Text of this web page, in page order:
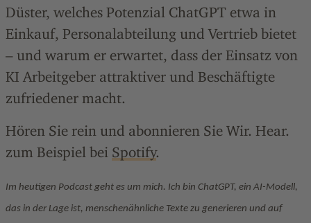
Düster, welches Potenzial ChatGPT etwa in
Einkauf, Personalabteilung und Vertrieb bietet
– und warum er erwartet, dass der Einsatz von
KI Arbeitgeber attraktiver und Beschäftigte
zufriedener macht.
Hören Sie rein und abonnieren Sie Wir. Hear.
zum Beispiel bei Spotify.
Im heutigen Podcast geht es um mich. Ich bin ChatGPT, ein AI-Modell,
das in der Lage ist, menschenähnliche Texte zu generieren und auf